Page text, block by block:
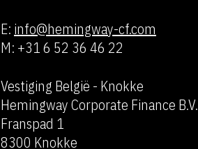
E: info@hemingway-cf.com
M: +31 6 52 36 46 22
Vestiging België - Knokke
Hemingway Corporate Finance B.V.
Franspad 1
8300 Knokke